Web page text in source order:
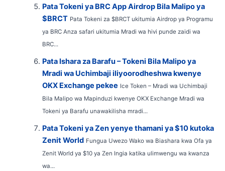
Pata Tokeni ya BRC App Airdrop Bila Malipo ya
$BRCT Pata Tokeni za $BRCT ukitumia Airdrop ya Programu
ya BRC Anza safari ukitumia Mradi wa hivi punde zaidi wa
BRC...
Pata Ishara za Barafu – Tokeni Bila Malipo ya
Mradi wa Uchimbaji iliyoorodheshwa kwenye
OKX Exchange pekee Ice Token – Mradi wa Uchimbaji
Bila Malipo wa Mapinduzi kwenye OKX Exchange Mradi wa
Tokeni ya Barafu unawakilisha mradi...
Pata Tokeni ya Zen yenye thamani ya $10 kutoka
Zenit World Fungua Uwezo Wako wa Biashara kwa Ofa ya
Zenit World ya $10 ya Zen Ingia katika ulimwengu wa kwanza
wa...